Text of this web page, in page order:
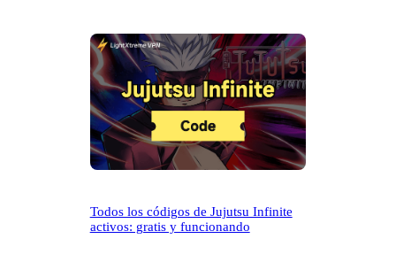
Todos los códigos de Jujutsu Infinite
activos: gratis y funcionando